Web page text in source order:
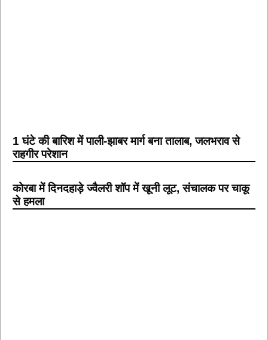
1 घंटे की बारिश में पाली-झाबर मार्ग बना तालाब, जलभराव से
राहगीर परेशान
कोरबा में दिनदहाड़े ज्वैलरी शॉप में खूनी लूट, संचालक पर चाकू
से हमला